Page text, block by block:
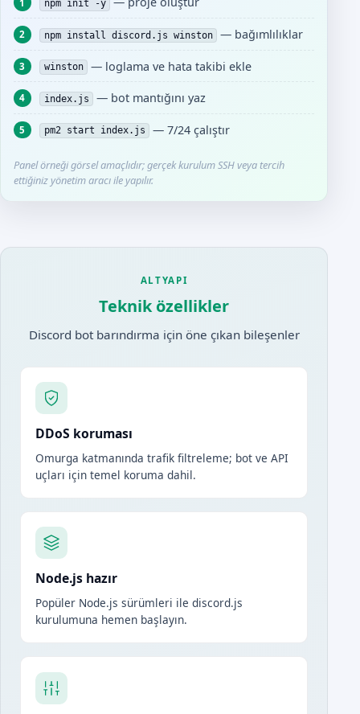
npm init -y
npm install discord.js winston — bağımlılıklar
winston — loglama ve hata takibi ekle
index.js — bot mantığını yaz
pm2 start index.js — 7/24 çalıştır
Panel örneği görsel amaçlıdır; gerçek kurulum SSH veya tercih
ettiğiniz yönetim aracı ile yapılır.
ALTYAPI
Teknik özellikler
Discord bot barındırma için öne çıkan bileşenler
DDoS koruması
Omurga katmanında trafik filtreleme; bot ve API
uçları için temel koruma dahil.
Node.js hazır
Popüler Node.js sürümleri ile discord.js
kurulumuna hemen başlayın.